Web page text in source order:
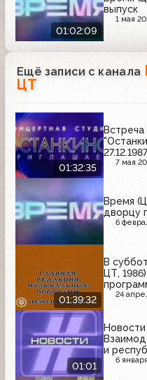
01:02:09
выпуск
1 мая
Ещё записи с канала
ЦТ
01:32:35
7 мая
Время
дворцу
6
01:39:32
В
ЦТ,
24
01:01
Новости
и
6